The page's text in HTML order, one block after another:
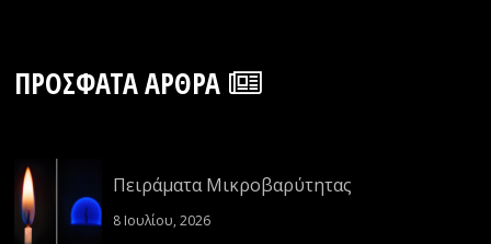
ΠΡΌΣΦΑΤΑ ΆΡΘΡΑ
Πειράματα Μικροβαρύτητας
8 Ιουλίου, 2026